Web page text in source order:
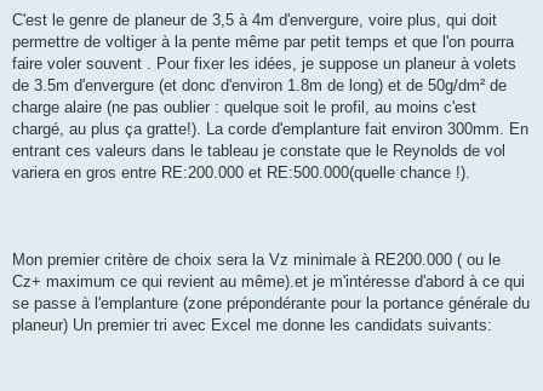
C'est le genre de planeur de 3,5 à 4m d'envergure, voire plus, qui doit
permettre de voltiger à la pente même par petit temps et que l'on pourra
faire voler souvent . Pour fixer les idées, je suppose un planeur à volets
de 3.5m d'envergure (et donc d'environ 1.8m de long) et de 50g/dm² de
charge alaire (ne pas oublier : quelque soit le profil, au moins c'est
chargé, au plus ça gratte!). La corde d'emplanture fait environ 300mm. En
entrant ces valeurs dans le tableau je constate que le Reynolds de vol
variera en gros entre RE:200.000 et RE:500.000(quelle chance !).
Mon premier critère de choix sera la Vz minimale à RE200.000 ( ou le
Cz+ maximum ce qui revient au même).et je m'intéresse d'abord à ce qui
se passe à l'emplanture (zone prépondérante pour la portance générale du
planeur) Un premier tri avec Excel me donne les candidats suivants: